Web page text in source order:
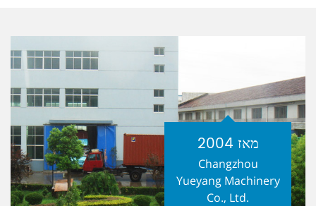
מאז 2004
Changzhou
Yueyang Machinery
Co., Ltd.